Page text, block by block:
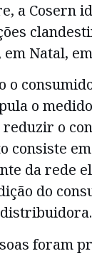
a Cosern
em Natal,
o
o
o
consiste
da rede
do
foram